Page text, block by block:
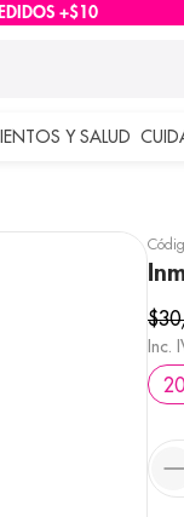
+$10
Y SALUD
$30
Inc.
20